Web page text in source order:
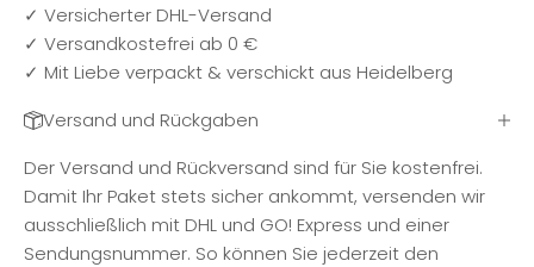
✓ Versicherter DHL-Versand
✓ Versandkostefrei ab 0 €
✓ Mit Liebe verpackt & verschickt aus Heidelberg
Versand und Rückgaben
Der Versand und Rückversand sind für Sie kostenfrei.
Damit Ihr Paket stets sicher ankommt, versenden wir
ausschließlich mit DHL und GO! Express und einer
Sendungsnummer. So können Sie jederzeit den